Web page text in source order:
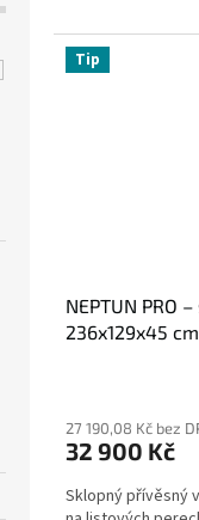
Tip
NEPTUN PRO
236x129x45
27 190,08 Kč bez
32 900 Kč
Sklopný přívěsný